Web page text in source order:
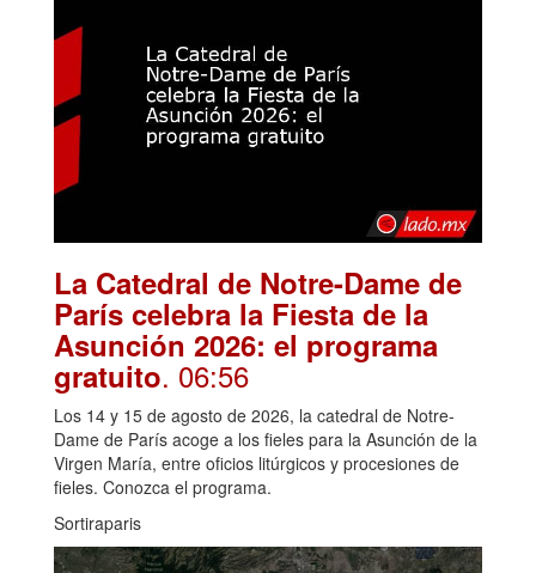
La Catedral de Notre-Dame de
París celebra la Fiesta de la
Asunción 2026: el programa
gratuito. 06:56
Los 14 y 15 de agosto de 2026, la catedral de Notre-
Dame de París acoge a los fieles para la Asunción de la
Virgen María, entre oficios litúrgicos y procesiones de
fieles. Conozca el programa.
Sortiraparis